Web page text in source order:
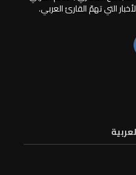
التي تهمّ القارئ العربي.